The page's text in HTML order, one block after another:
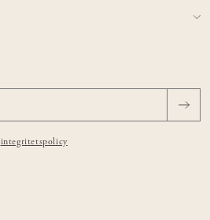
integritetspolicy